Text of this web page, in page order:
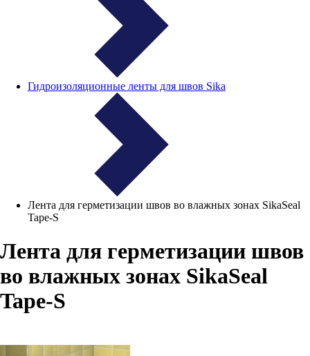
Гидроизоляционные ленты для швов Sika
Лента для герметизации швов во влажных зонах SikaSeal
Tape-S
Лента для герметизации швов
во влажных зонах SikaSeal
Tape-S